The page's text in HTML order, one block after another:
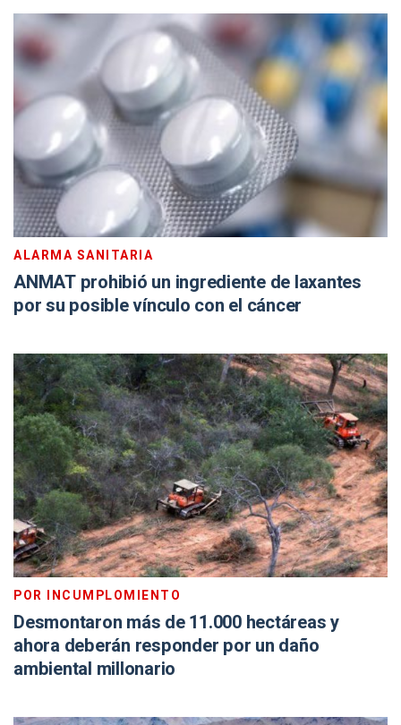
ALARMA SANITARIA
ANMAT prohibió un ingrediente de laxantes
por su posible vínculo con el cáncer
POR INCUMPLOMIENTO
Desmontaron más de 11.000 hectáreas y
ahora deberán responder por un daño
ambiental millonario